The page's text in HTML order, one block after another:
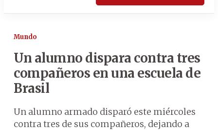
Mundo
Un alumno dispara contra tres
compañeros en una escuela de
Brasil
Un alumno armado disparó este miércoles
contra tres de sus compañeros, dejando a